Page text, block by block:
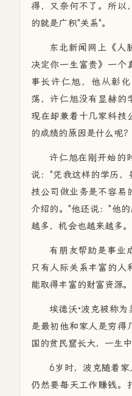
得，又奈何不了。所以
的就是广积"关系"。
东北新闻网上《人
决定你一生富贵》一个
事长许仁旭，他从彰
荡，许仁旭没有显赫的
现在却兼着十几家科技
的成绩的原因是什么呢？
许仁旭在刚开始的
说："凭我这样的学历
技公司做业务是不容易
介绍的。"他还说："他
越多，机会也越来越多
有朋友帮助是事业
只有人际关系丰富的人
能取得丰富的财富资源。
埃德沃·波克被称
是最初他和家人是穷得
国的贫民窟长大，一生
6岁时，波克随着
仍然要每天工作赚钱。